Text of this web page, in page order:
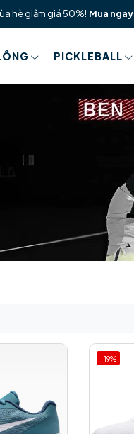
hè giảm giá 50%! Mua ngay
PICKLEBALL
-19%